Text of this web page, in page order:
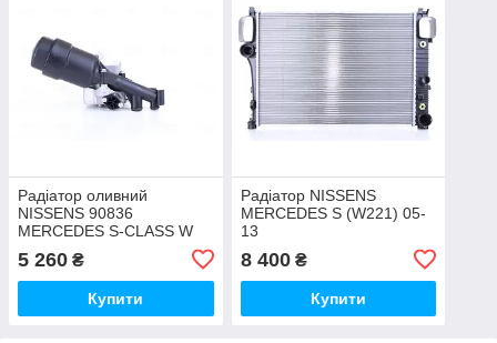
Радіатор оливний
NISSENS 90836
MERCEDES S-CLASS W
BLUETEC HYBRID ⁇
MERCEDES CLS-CLASS W
5 260 ₴
Купити
Радіатор NISSENS
MERCEDES S (W221) 05-
13
8 400₴
Купити